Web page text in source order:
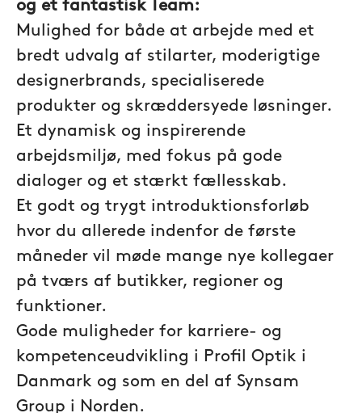
og et fantastisk Team:
Mulighed for både at arbejde med et
bredt udvalg af stilarter, moderigtige
designerbrands, specialiserede
produkter og skræddersyede løsninger.
Et dynamisk og inspirerende
arbejdsmiljø, med fokus på gode
dialoger og et stærkt fællesskab.
Et godt og trygt introduktionsforløb
hvor du allerede indenfor de første
måneder vil møde mange nye kollegaer
på tværs af butikker, regioner og
funktioner.
Gode muligheder for karriere- og
kompetenceudvikling i Profil Optik i
Danmark og som en del af Synsam
Group i Norden.